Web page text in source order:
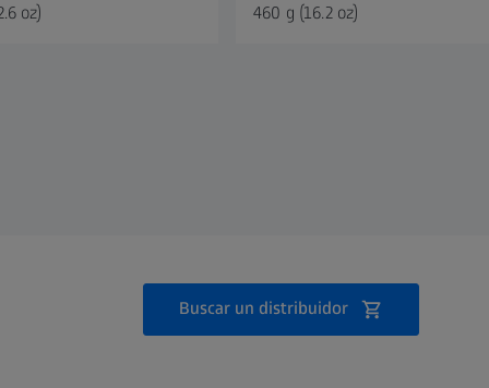
oz)
460 g (16.2 oz)
Buscar un distribuidor